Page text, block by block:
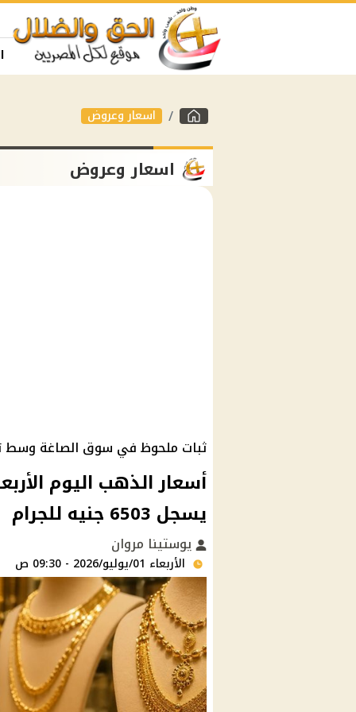
اسعار وعروض
اسعار وعروض
ثبات ملحوظ في سوق الصاغة وسط
يسجل 6503 جنيه للجرام
يوستينا مروان
الأربعاء 01/يوليو/2026 - 09:30 ص